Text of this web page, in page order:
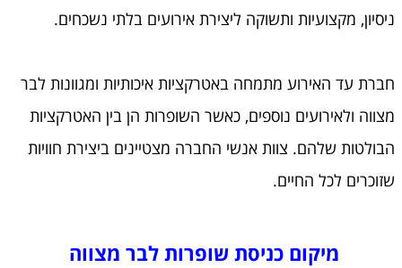
ניסיון, מקצועיות ותשוקה ליצירת אירועים בלתי נשכחים.
חברת עד האירוע מתמחה באטרקציות איכותיות ומגוונות לבר
מצווה ולאירועים נוספים, כאשר השופרות הן בין האטרקציות
הבולטות שלהם. צוות אנשי החברה מצטיינים ביצירת חוויות
שזוכרים לכל החיים.
מיקום כניסת שופרות לבר מצווה